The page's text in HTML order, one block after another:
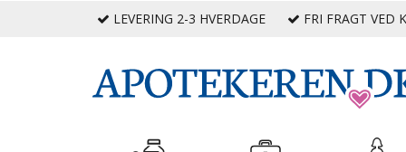
LEVERING 2-3 HVERDAGE FRI FRAGT VED